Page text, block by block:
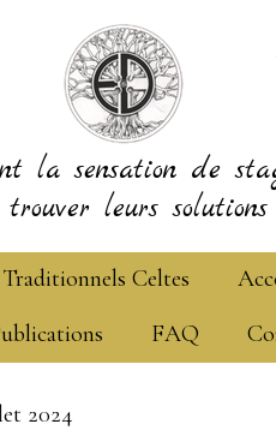
la sensation de
leurs solutions
Celtes
FAQ
2024